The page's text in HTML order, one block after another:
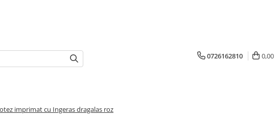
0726162810 0,00
imprimat cu Ingeras dragalas roz